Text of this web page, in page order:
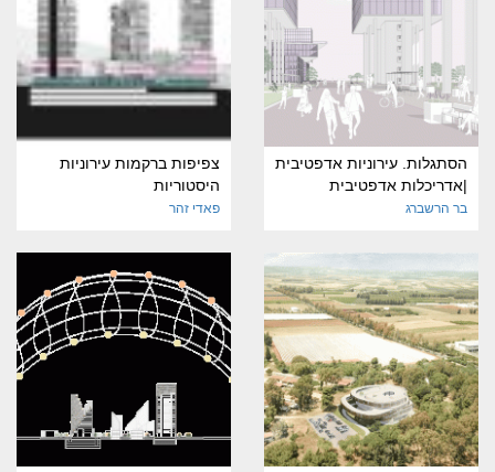
הסתגלות. עירוניות אדפטיבית
|אדריכלות אדפטיבית
בר הרשברג
צפיפות ברקמות עירוניות
היסטוריות
פאדי זהר